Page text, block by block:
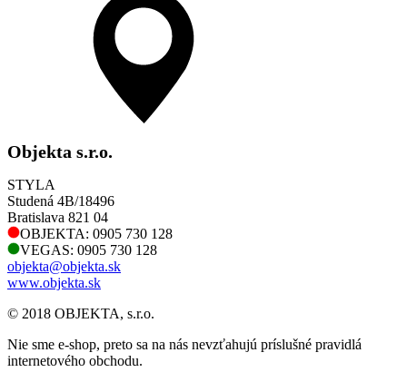
Objekta s.r.o.
STYLA
Studená 4B/18496
Bratislava 821 04
OBJEKTA: 0905 730 128
VEGAS: 0905 730 128
objekta@objekta.sk
www.objekta.sk
© 2018 OBJEKTA, s.r.o.
Nie sme e-shop, preto sa na nás nevzťahujú príslušné pravidlá
internetového obchodu.